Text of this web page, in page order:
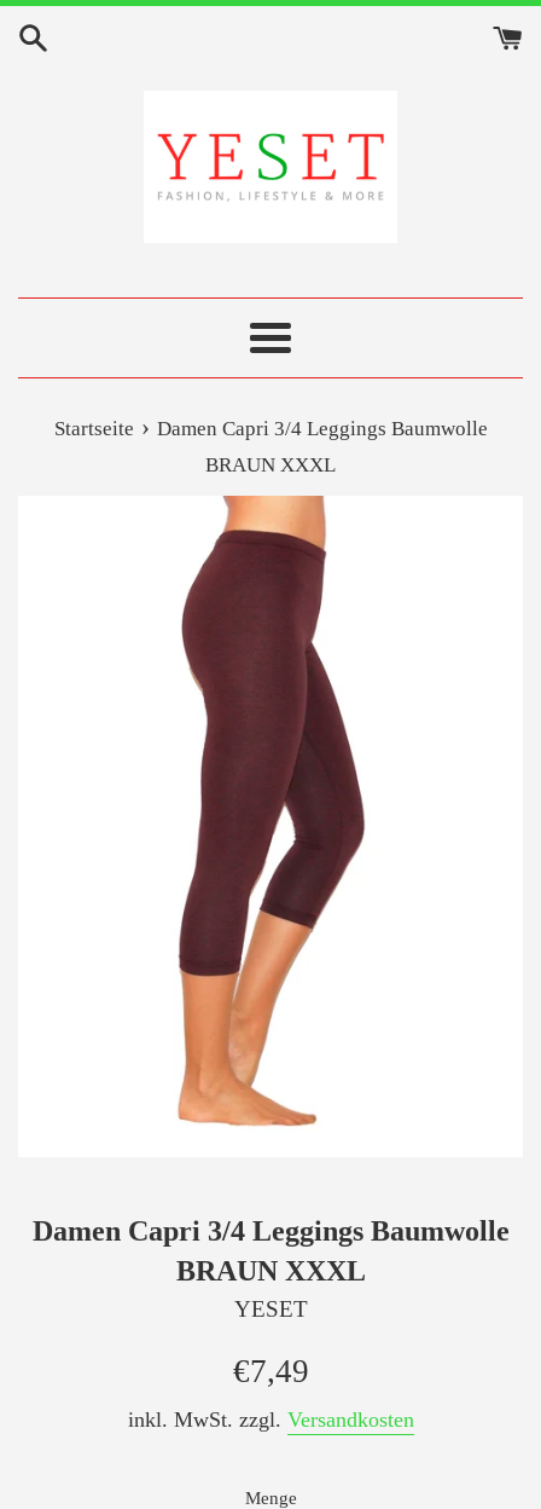
zum
Menü
Startseite › Damen Capri 3/4 Leggings Baumwolle
BRAUN XXXL
Damen Capri 3/4 Leggings Baumwolle
BRAUN XXXL
YESET
Normaler
€7,49
inkl. MwSt. zzgl. Versandkosten
Menge